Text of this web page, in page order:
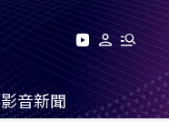
影音新聞